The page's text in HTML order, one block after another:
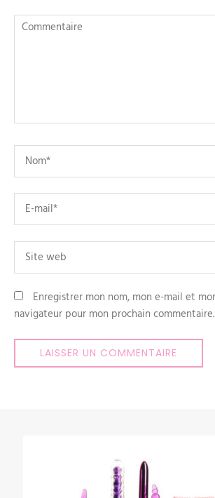
Commentaire
Name
Email
Site
web
Enregistrer mon nom, mon e-mail et
navigateur pour mon prochain commentaire.